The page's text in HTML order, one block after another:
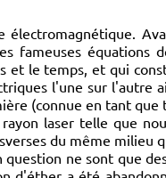
électromagnétique.
fameuses
et le temps, et qui
l'une sur
(connue en tant
laser telle que
du même milieu
ne sont que